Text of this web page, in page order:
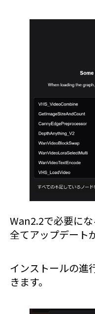
Wan2.2で必要に
全てアップデート
インストールの進
きます。